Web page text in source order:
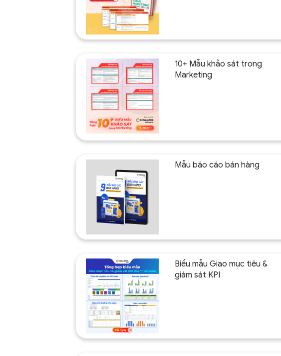
10+ Mẫu khảo sát trong
Marketing
Mẫu báo cáo bán hàng
Biểu mẫu Giao mục tiêu &
giám sát KPI